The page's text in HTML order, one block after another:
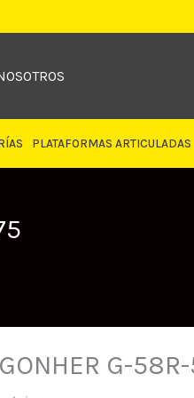
PLATAFORMAS ARTICULADAS
G-